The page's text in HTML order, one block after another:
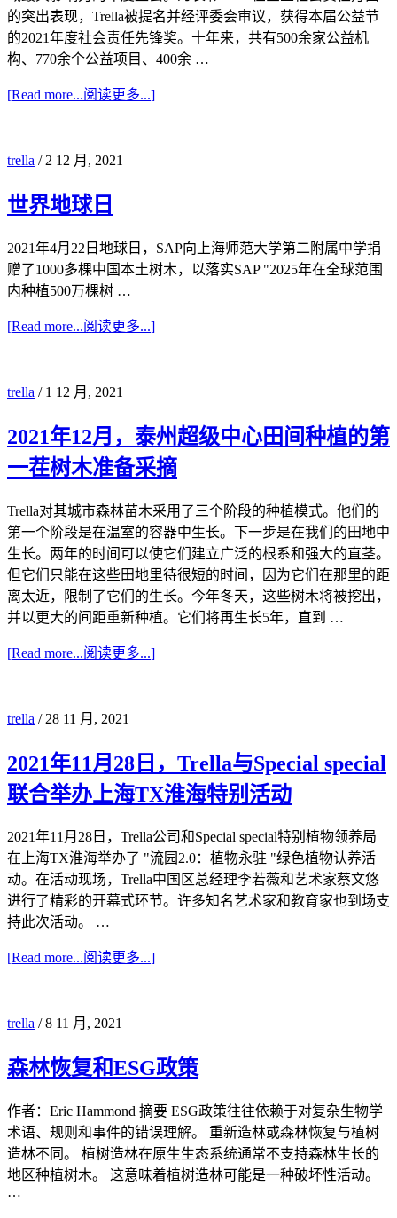
的突出表现，Trella被提名并经评委会审议，获得本届公益节
的2021年度社会责任先锋奖。十年来，共有500余家公益机
构、770余个公益项目、400余 …
[Read more...阅读更多...]
trella / 2 12 月, 2021
世界地球日
2021年4月22日地球日，SAP向上海师范大学第二附属中学捐
赠了1000多棵中国本土树木，以落实SAP "2025年在全球范围
内种植500万棵树 …
[Read more...阅读更多...]
trella / 1 12 月, 2021
2021年12月，泰州超级中心田间种植的第
一茬树木准备采摘
Trella对其城市森林苗木采用了三个阶段的种植模式。他们的
第一个阶段是在温室的容器中生长。下一步是在我们的田地中
生长。两年的时间可以使它们建立广泛的根系和强大的直茎。
但它们只能在这些田地里待很短的时间，因为它们在那里的距
离太近，限制了它们的生长。今年冬天，这些树木将被挖出，
并以更大的间距重新种植。它们将再生长5年，直到 …
[Read more...阅读更多...]
trella / 28 11 月, 2021
2021年11月28日，Trella与Special special
联合举办上海TX淮海特别活动
2021年11月28日，Trella公司和Special special特别植物领养局
在上海TX淮海举办了 "流园2.0：植物永驻 "绿色植物认养活
动。在活动现场，Trella中国区总经理李若薇和艺术家蔡文悠
进行了精彩的开幕式环节。许多知名艺术家和教育家也到场支
持此次活动。 …
[Read more...阅读更多...]
trella /8 11 月, 2021
森林恢复和ESG政策
作者：Eric Hammond 摘要 ESG政策往往依赖于对复杂生物学
术语、规则和事件的错误理解。 重新造林或森林恢复与植树
造林不同。 植树造林在原生生态系统通常不支持森林生长的
地区种植树木。 这意味着植树造林可能是一种破坏性活动。
…